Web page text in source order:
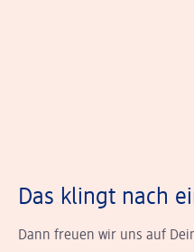
Das klingt nach
Dann freuen wir uns auf